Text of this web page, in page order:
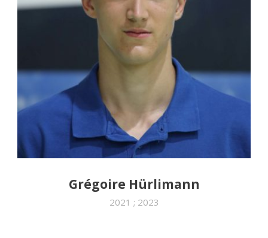
Grégoire Hürlimann
2021 ; 2023